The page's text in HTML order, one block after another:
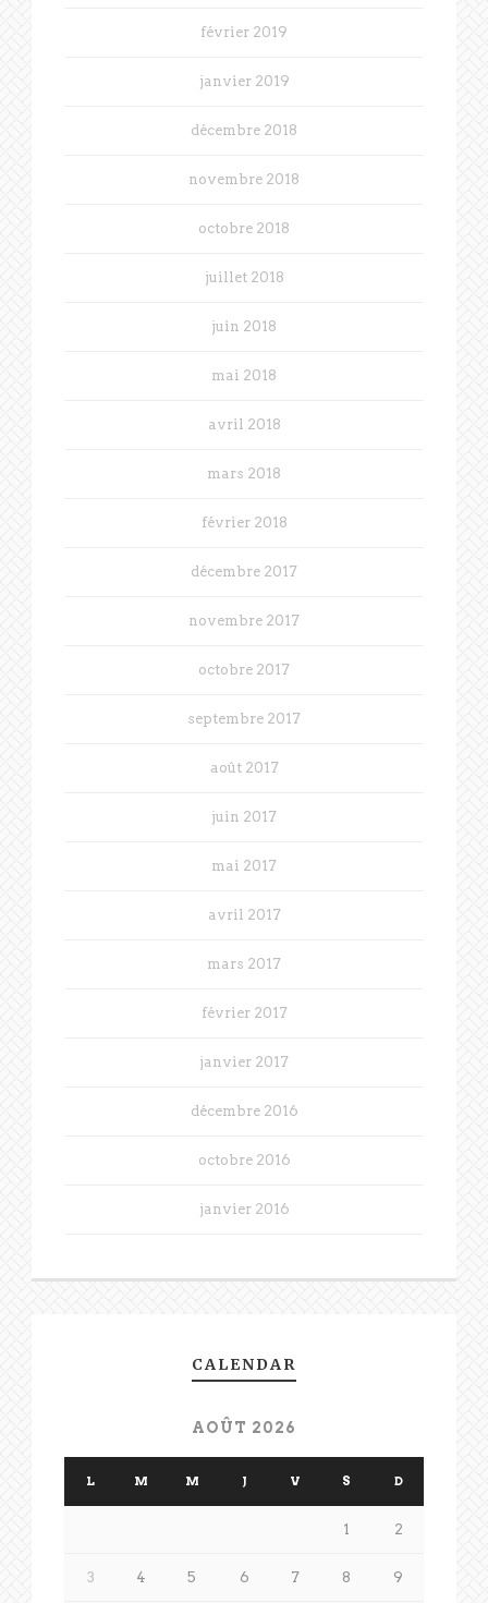
février 2019
janvier 2019
décembre 2018
novembre 2018
octobre 2018
juillet 2018
juin 2018
mai 2018
avril 2018
mars 2018
février 2018
décembre 2017
novembre 2017
octobre 2017
septembre 2017
août 2017
juin 2017
mai 2017
avril 2017
mars 2017
février 2017
janvier 2017
décembre 2016
octobre 2016
janvier 2016
CALENDAR
AOÛT 2026
L M M J V S D
1 2
3 4 5 6 7 8 9